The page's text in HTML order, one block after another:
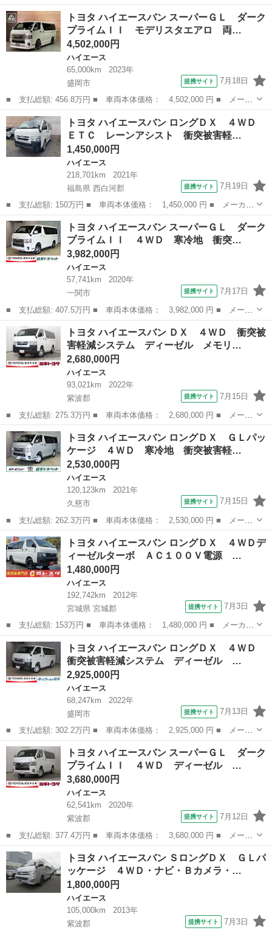
ー名： トヨタ ■ 車種名： ハイエースワゴン ■ グレード名：
ＧＬ グッドイヤーイーグル♯１ナスカ ディーンカリフォルニア１６
インチ...
岩手 盛岡市 ハイエース
トヨタ ハイエースバン スーパーＧＬ ダーク
プライムＩＩ モデリスタエアロ 両…
4,502,000円
ハイエース
65,000km
2023年
盛岡市
提携サイト 7月18日
■ 支払総額: 456.8万円 ■ 車両本体価格： 4,502,000 円 ■ メーカ
ー名： トヨタ ■ 車種名： ハイエースバン ■ グレード名： ス
ーパーＧＬ ダークプライムＩＩ モデリスタエアロ 両側パワース
ライドド...
岩手 盛岡市 ハイエース
トヨタ ハイエースバン ロングＤＸ ４ＷＤ
ＥＴＣ レーンアシスト 衝突被害軽…
1,450,000円
ハイエース
218,701km
2021年
福島県 西白河郡
提携サイト 7月19日
■ 支払総額: 150万円 ■ 車両本体価格： 1,450,000 円 ■ メーカー
名： トヨタ ■ 車種名： ハイエースバン ■ グレード名： ロン
グＤＸ ４ＷＤ ＥＴＣ レーンアシスト 衝突被害軽減システム
両側スライ...
福島 西白河郡 ハイエース
トヨタ ハイエースバン スーパーＧＬ ダーク
プライムＩＩ ４ＷＤ 寒冷地 衝突…
3,982,000円
ハイエース
57,741km
2020年
一関市
提携サイト 7月17日
■ 支払総額: 407.5万円 ■ 車両本体価格： 3,982,000 円 ■ メーカ
ー名： トヨタ ■ 車種名： ハイエースバン ■ グレード名： ス
ーパーＧＬ ダークプライムＩＩ ４ＷＤ 寒冷地 衝突被害軽減シ
ステム ...
岩手 一関市 ハイエース
トヨタ ハイエースバン ＤＸ ４ＷＤ 衝突被
害軽減システム ディーゼル メモリ…
2,680,000円
ハイエース
93,021km
2022年
紫波郡
提携サイト 7月15日
■ 支払総額: 275.3万円 ■ 車両本体価格： 2,680,000 円 ■ メーカ
ー名： トヨタ ■ 車種名： ハイエースバン ■ グレード名： Ｄ
Ｘ ４ＷＤ 衝突被害軽減システム ディーゼル メモリーナビ バ
ックカメ...
岩手 紫波郡 ハイエース
トヨタ ハイエースバン ロングＤＸ ＧＬパッ
ケージ ４ＷＤ 寒冷地 衝突被害軽…
2,530,000円
ハイエース
120,123km
2021年
久慈市
提携サイト 7月15日
■ 支払総額: 262.3万円 ■ 車両本体価格： 2,530,000 円 ■ メーカ
ー名： トヨタ ■ 車種名： ハイエースバン ■ グレード名： ロ
ングＤＸ ＧＬパッケージ ４ＷＤ 寒冷地 衝突被害軽減システ
ム ディー...
岩手 久慈市 ハイエース
トヨタ ハイエースバン ロングＤＸ ４ＷＤデ
ィーゼルターボ ＡＣ１００Ｖ電源 …
1,480,000円
ハイエース
192,742km
2012年
宮城県 宮城郡
提携サイト 7月3日
■ 支払総額: 153万円 ■ 車両本体価格： 1,480,000 円 ■ メーカー
名： トヨタ ■ 車種名： ハイエースバン ■ グレード名： ロン
グＤＸ ４ＷＤディーゼルターボ ＡＣ１００Ｖ電源 ドラレコ内臓
デジタルル...
宮城 宮城郡 ハイエース
トヨタ ハイエースバン ロングＤＸ ４ＷＤ
衝突被害軽減システム ディーゼル …
2,925,000円
ハイエース
68,247km
2022年
盛岡市
提携サイト 7月13日
■ 支払総額: 302.2万円 ■ 車両本体価格： 2,925,000 円 ■ メーカ
ー名： トヨタ ■ 車種名： ハイエースバン ■ グレード名： ロ
ングＤＸ ４ＷＤ 衝突被害軽減システム ディーゼル メモリーナ
ビ バッ...
岩手 盛岡市 ハイエース
トヨタ ハイエースバン スーパーＧＬ ダーク
プライムＩＩ ４ＷＤ ディーゼル …
3,680,000円
ハイエース
62,541km
2020年
紫波郡
提携サイト 7月12日
■ 支払総額: 377.4万円 ■ 車両本体価格： 3,680,000 円 ■ メーカ
ー名： トヨタ ■ 車種名： ハイエースバン ■ グレード名： ス
ーパーＧＬ ダークプライムＩＩ ４ＷＤ ディーゼル メモリーナ
ビ フル...
岩手 ハイエース
トヨタ ハイエースバン ＳロングＤＸ ＧＬパ
ッケージ ４ＷＤ・ナビ・Ｂカメラ・…
1,800,000円
ハイエース
105,000km
2013年
紫波郡
提携サイト 7月3日